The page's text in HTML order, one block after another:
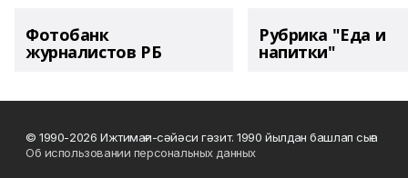
Фотобанк
журналистов РБ
Рубрика "Еда и
напитки"
© 1990-2026 Ижтимағи-сәйәси гәзит. 1990 йылдан башлап сыға
Об использовании персональных данных